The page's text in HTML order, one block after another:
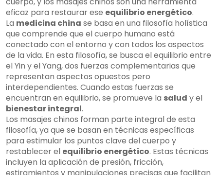
eficaz para restaurar ese equilibrio energético.
La medicina china se basa en una filosofía holística
que comprende que el cuerpo humano está
conectado con el entorno y con todos los aspectos
de la vida. En esta filosofía, se busca el equilibrio entre
el Yin y el Yang, dos fuerzas complementarias que
representan aspectos opuestos pero
interdependientes. Cuando estas fuerzas se
encuentran en equilibrio, se promueve la salud y el
bienestar integral.
Los masajes chinos forman parte integral de esta
filosofía, ya que se basan en técnicas específicas
para estimular los puntos clave del cuerpo y
restablecer el equilibrio energético. Estas técnicas
incluyen la aplicación de presión, fricción,